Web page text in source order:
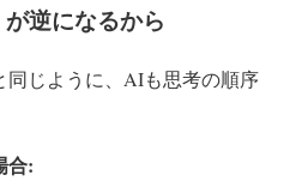
逆になるから
同じように、AIも思考の順序
合: